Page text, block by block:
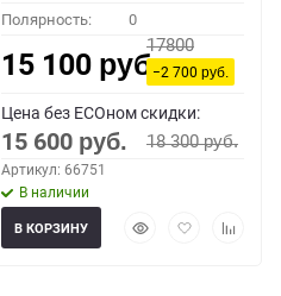
Полярность: 0
15 100 руб.
17800
−2 700руб.
Цена без ECOном скидки:
15 600 руб. 18 300руб.
Артикул: 66751
В наличии
БыстрыйДобавитьДобавить
В КОРЗИНУ